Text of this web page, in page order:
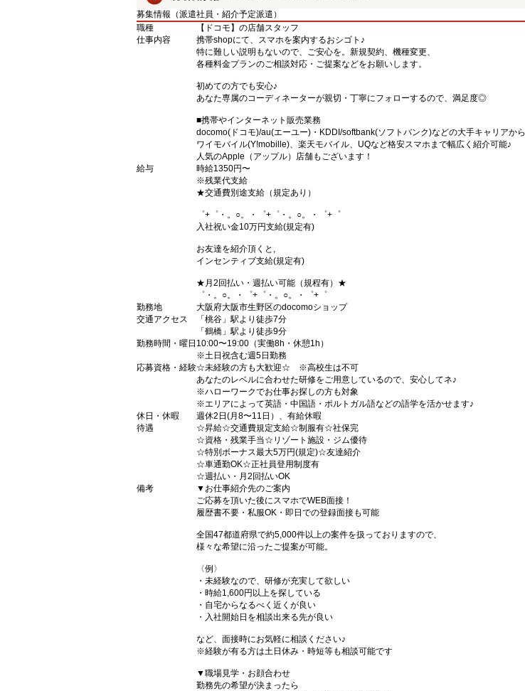
募集情報（派遣社員・紹介予定派遣）
職種
【ドコモ】の店舗スタッフ
仕事内容
携帯shopにて、スマホを案内するおシゴト♪
特に難しい説明もないので、ご安心を。新規契約、機種変更、
各種料金プランのご相談対応・ご提案などをお願いします。
初めての方でも安心♪
あなた専属のコーディネーターが親切・丁寧にフォローするので、満足度◎
■携帯やインターネット販売業務
docomo(ドコモ)/au(エーユー)・KDDI/softbank(ソフトバンク)などの大手キャリアから
ワイモバイル(Y!mobille)、楽天モバイル、UQなど格安スマホまで幅広く紹介可能♪
人気のApple（アップル）店舗もございます！
給与
時給1350円〜
※残業代支給
★交通費別途支給（規定あり）
゜+゜・。○。・゜+゜・。○。・゜+゜
入社祝い金10万円支給(規定有)
お友達を紹介頂くと,
インセンティブ支給(規定有)
★月2回払い・週払い可能（規程有）★
゜・。○。・゜+゜・。○。・゜+゜
勤務地
大阪府大阪市生野区のdocomoショップ
交通アクセス
「桃谷」駅より徒歩7分
「鶴橋」駅より徒歩9分
勤務時間・曜日 10:00〜19:00（実働8h・休憩1h）
※土日祝含む週5日勤務
応募資格・経験☆未経験の方も大歓迎☆ ※高校生は不可
あなたのレベルに合わせた研修をご用意しているので、安心してネ♪
※ハローワークでお仕事お探しの方も対象
※エリアによって英語・中国語・ポルトガル語などの語学を活かせます♪
休日・休暇
週休2日(月8〜11日）、有給休暇
待遇
☆昇給☆交通費規定支給☆制服有☆社保完
☆資格・残業手当☆リゾート施設・ジム優待
☆特別ボーナス最大5万円(規定)☆友達紹介
☆車通勤OK☆正社員登用制度有
☆週払い・月2回払いOK
備考
▼お仕事紹介先のご案内
ご応募を頂いた後にスマホでWEB面接！
履歴書不要・私服OK・即日での登録面接も可能
全国47都道府県で約5,000件以上の案件を扱っておりますので、
様々な希望に沿ったご提案が可能。
〈例〉
・未経験なので、研修が充実して欲しい
・時給1,600円以上を探している
・自宅からなるべく近くが良い
・入社開始日を相談出来る先が良い
など、面接時にお気軽に相談ください♪
※経験が有る方は土日休み・時短等も相談可能です
▼職場見学・お顔合わせ
勤務先の希望が決まったら